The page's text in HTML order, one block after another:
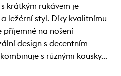
s krátkým rukávem je
ležérní styl. Díky kvalitnímu
příjemné na nošení
design s decentním
kombinuje s různými kousky…